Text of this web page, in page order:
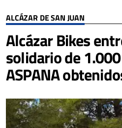
ALCÁZAR DE SAN JUAN
Alcázar Bikes
solidario de
ASPANA